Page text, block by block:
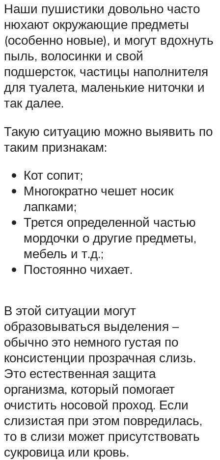
Наши пушистики довольно часто
нюхают окружающие предметы
(особенно новые), и могут вдохнуть
пыль, волосинки и свой
подшерсток, частицы наполнителя
для туалета, маленькие ниточки и
так далее.
Такую ситуацию можно выявить по
таким признакам:
Кот сопит;
Многократно чешет носик
лапками;
Трется определенной частью
мордочки о другие предметы,
мебель и т.д.;
Постоянно чихает.
В этой ситуации могут
образовываться выделения –
обычно это немного густая по
консистенции прозрачная слизь.
Это естественная защита
организма, который помогает
очистить носовой проход. Если
слизистая при этом повредилась,
то в слизи может присутствовать
сукровица или кровь.